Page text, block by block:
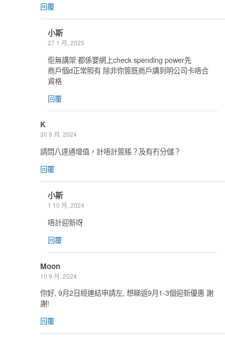
回覆
小斯
27 1 月, 2025
佢無講架 都係要網上check spending power先
商戶個d正常照有 除非你簽既商戶講到明公司卡唔合
資格
回覆
K
30 9 月, 2024
請問八達通增值，計唔計簽賬？及有冇分儲？
回覆
小斯
1 10 月, 2024
唔計迎新呀
回覆
Moon
10 9 月, 2024
你好, 9月2日經連結申請左, 想睇返9月1-3個迎新優惠 謝
謝!
回覆